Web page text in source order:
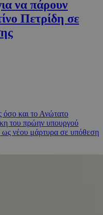
να πάρουν
Πετρίδη σε
όσο και το Ανώτατο
του πρώην υπουργού
νέου μάρτυρα σε υπόθεση